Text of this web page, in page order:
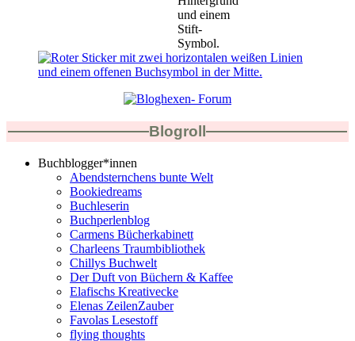
Blogroll
Buchblogger*innen
Abendsternchens bunte Welt
Bookiedreams
Buchleserin
Buchperlenblog
Carmens Bücherkabinett
Charleens Traumbibliothek
Chillys Buchwelt
Der Duft von Büchern & Kaffee
Elafischs Kreativecke
Elenas ZeilenZauber
Favolas Lesestoff
flying thoughts